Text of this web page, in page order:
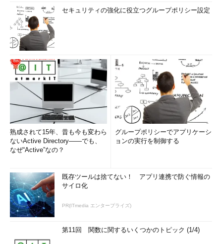
32bit版メモ帳を起動する
SYSWOW64フォルダの中にあるメモ帳（notepa
d.exe）を起動した場合の例。
（1）このタブを選択する。
このような仕組みのため、Win32アプリケーションの実行速度
は32bit版のWindows OS上で実行している場合と比較しても、ほ
セキュリティの強化に役立つグループポリシー設定
熟成されて15年、昔も今も変わら
ないActive Directory――でも、
なぜ“Active”なの？
グループポリシーでアプリケーシ
ョンの実行を制御する
既存ツールは捨てない！ アプリ連携で防ぐ情報の
サイロ化
PR(ITmedia エンタープライズ)
第11回 関数に関するいくつかのトピック (1/4)